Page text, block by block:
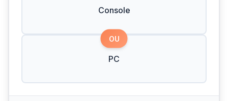
Console
OU
PC